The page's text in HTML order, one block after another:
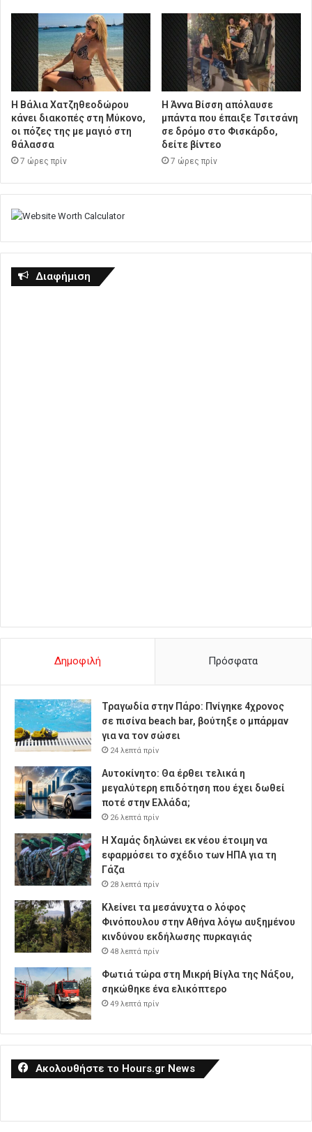
Η Βάλια Χατζηθεοδώρου
κάνει διακοπές στη Μύκονο,
οι πόζες της με μαγιό στη
θάλασσα
7 ώρες πρίν
Η Άννα Βίσση απόλαυσε
μπάντα που έπαιξε Τσιτσάνη
σε δρόμο στο Φισκάρδο,
δείτε βίντεο
7 ώρες πρίν
Διαφήμιση
Δημοφιλή Πρόσφατα
Τραγωδία στην Πάρο: Πνίγηκε 4χρονος
σε πισίνα beach bar, βούτηξε ο μπάρμαν
για να τον σώσει
24 λεπτά πρίν
Αυτοκίνητο: Θα έρθει τελικά η
μεγαλύτερη επιδότηση που έχει δωθεί
ποτέ στην Ελλάδα;
26 λεπτά πρίν
Η Χαμάς δηλώνει εκ νέου έτοιμη να
εφαρμόσει το σχέδιο των ΗΠΑ για τη
Γάζα
28 λεπτά πρίν
Κλείνει τα μεσάνυχτα ο λόφος
Φινόπουλου στην Αθήνα λόγω αυξημένου
κινδύνου εκδήλωσης πυρκαγιάς
48 λεπτά πρίν
Φωτιά τώρα στη Μικρή Βίγλα της Νάξου,
σηκώθηκε ένα ελικόπτερο
49 λεπτά πρίν
Ακολουθήστε το Hours.gr News